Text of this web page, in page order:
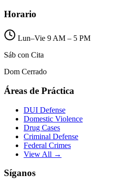
Horario
Lun–Vie 9 AM – 5 PM
Sáb con Cita
Dom Cerrado
Áreas de Práctica
DUI Defense
Domestic Violence
Drug Cases
Criminal Defense
Federal Crimes
View All →
Síganos